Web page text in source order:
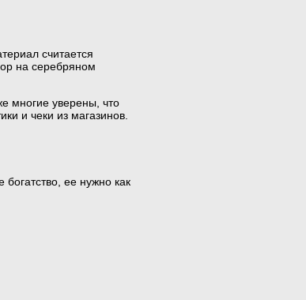
считается
на серебряном
многие уверены, что
и чеки из магазинов.
ее нужно как